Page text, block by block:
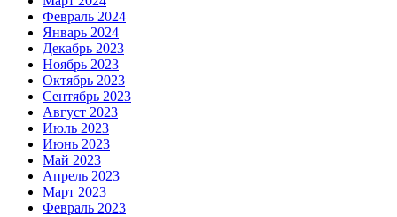
Февраль 2024
Январь 2024
Декабрь 2023
Ноябрь 2023
Октябрь 2023
Сентябрь 2023
Август 2023
Июль 2023
Июнь 2023
Май 2023
Апрель 2023
Март 2023
Февраль 2023